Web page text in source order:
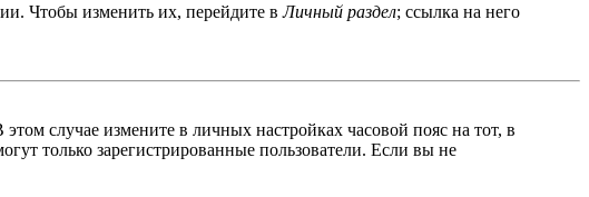
Чтобы изменить их, перейдите вЛичный раздел; ссылка на него
случае измените в личных настройках часовой пояс на тот, в
только зарегистрированные пользователи. Если вы не